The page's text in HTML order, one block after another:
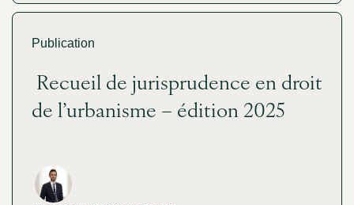
Publication
Recueil de jurisprudence en droit
de l’urbanisme – édition 2025